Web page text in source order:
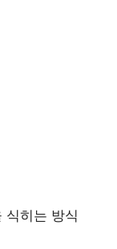
식히는 방식